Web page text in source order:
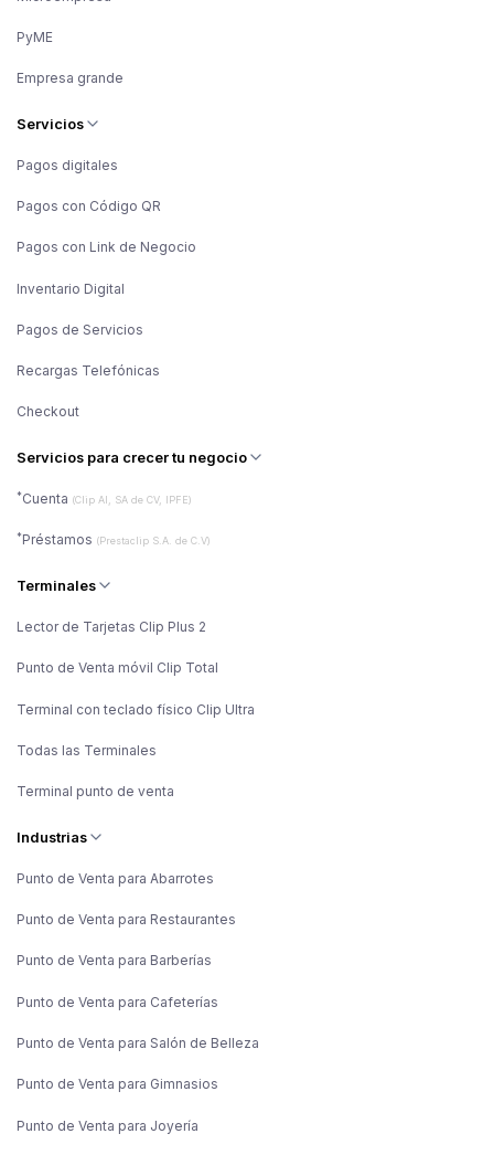
tiempo y los días en que se deposita tu dinero obtenido de
las semanas te evitará presiones y apuros. Considera que es
un factor relevante a la hora de decidir qué terminal comprar
para tu negocio.
Terminales
Lector de Tarjetas Clip Plus 2
Punto de Venta móvil Clip Total
Terminal con teclado físico Clip Ultra
Todas las Terminales
Terminal punto de venta
Industrias
Punto de Venta para Abarrotes
Punto de Venta para Restaurantes
Punto de Venta para Barberías
Punto de Venta para Cafeterías
Punto de Venta para Salón de Belleza
Punto de Venta para Gimnasios
Punto de Venta para Joyería
Servicios
Pagos digitales
Pagos con Código QR
Pagos con Link de Negocio
Inventario Digital
Pagos de Servicios
Recargas Telefónicas
Checkout
Servicios para crecer tu negocio
*Cuenta (Clip AI, SA de CV, IPFE)
*Préstamos (Prestaclip S.A. de C.V)
PyME
Empresa grande